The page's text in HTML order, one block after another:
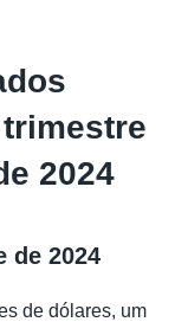
2024
de 2024
de dólares, um